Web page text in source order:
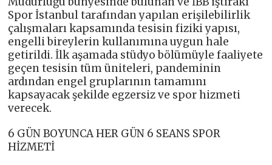
Spor İstanbul tarafından yapılan erişilebilirlik
çalışmaları kapsamında tesisin fiziki yapısı,
engelli bireylerin kullanımına uygun hale
getirildi. İlk aşamada stüdyo bölümüyle faaliyete
geçen tesisin tüm üniteleri, pandeminin
ardından engel gruplarının tamamını
kapsayacak şekilde egzersiz ve spor hizmeti
verecek.
6 GÜN BOYUNCA HER GÜN 6 SEANS SPOR
HİZMETİ